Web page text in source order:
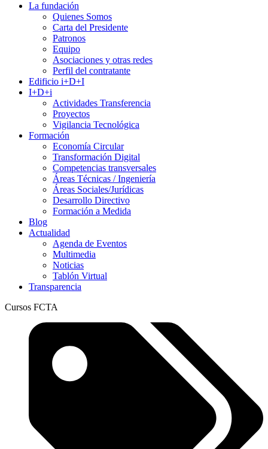
La fundación
Quienes Somos
Carta del Presidente
Patronos
Equipo
Asociaciones y otras redes
Perfil del contratante
Edificio i+D+I
I+D+i
Actividades Transferencia
Proyectos
Vigilancia Tecnológica
Formación
Economía Circular
Transformación Digital
Competencias transversales
Áreas Técnicas / Ingeniería
Áreas Sociales/Jurídicas
Desarrollo Directivo
Formación a Medida
Blog
Actualidad
Agenda de Eventos
Multimedia
Noticias
Tablón Virtual
Transparencia
Cursos FCTA